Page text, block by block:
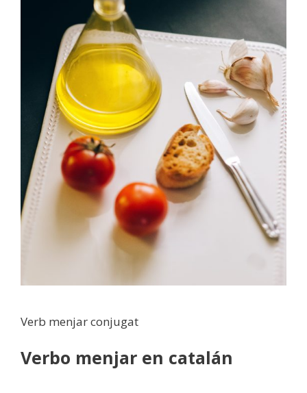
Verb menjar conjugat
Verbo menjar en catalán